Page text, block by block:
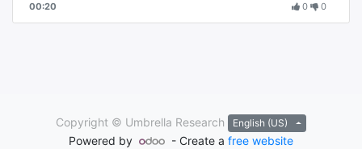
00:20 0 0
Copyright © Umbrella Research English (US)
Powered by - Create afree website